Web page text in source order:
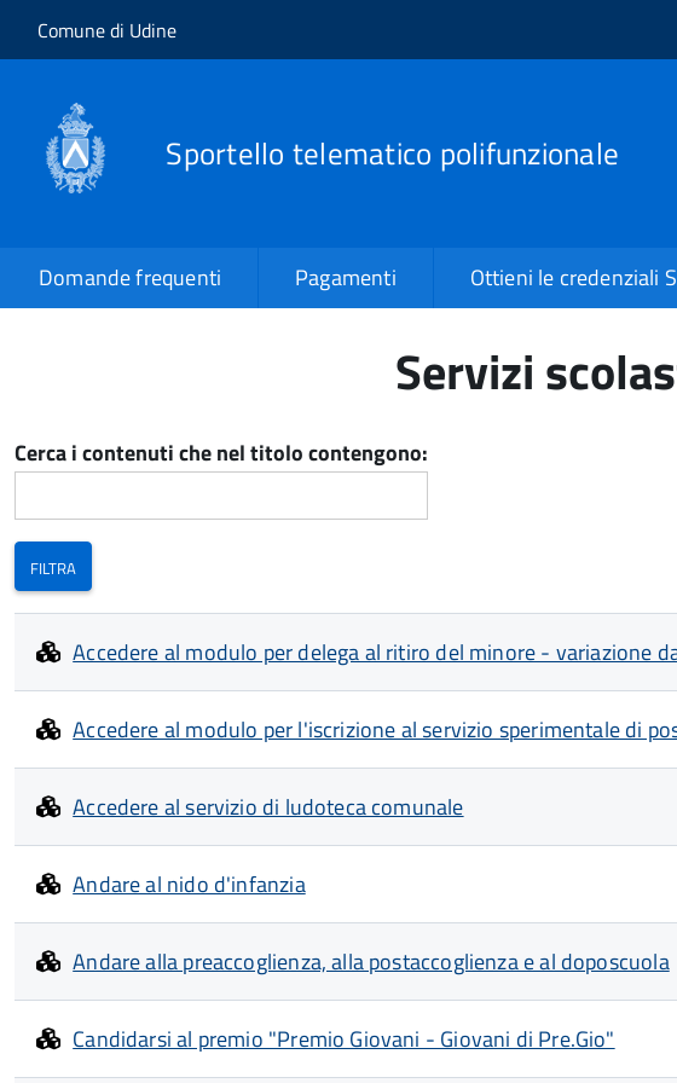
Salta al contenuto principale
Skip to site navigation
Comune di Udine
Sportello telematico polifunzionale
Domande frequenti Pagamenti Ottieni le credenziali
Servizi
Cerca i contenuti che nel titolo contengono:
Accedere al modulo per delega al ritiro del minore - variazione
Accedere al modulo per l'iscrizione al servizio sperimentale di
Accedere al servizio di ludoteca comunale
Andare al nido d'infanzia
Andare alla preaccoglienza, alla postaccoglienza e al doposcuola
Candidarsi al premio "Premio Giovani - Giovani di Pre.Gio"